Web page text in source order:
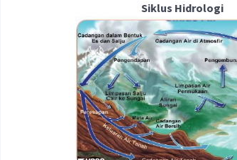
Siklus Hidrologi